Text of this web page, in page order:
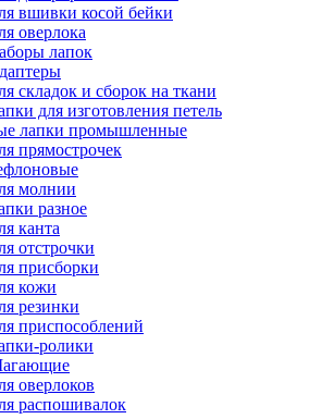
вшивки косой бейки
оверлока
лапок
складок и сборок на ткани
для изготовления петель
лапки промышленные
прямострочек
молнии
разное
канта
отстрочки
присборки
кожи
резинки
приспособлений
ролики
оверлоков
распошивалок